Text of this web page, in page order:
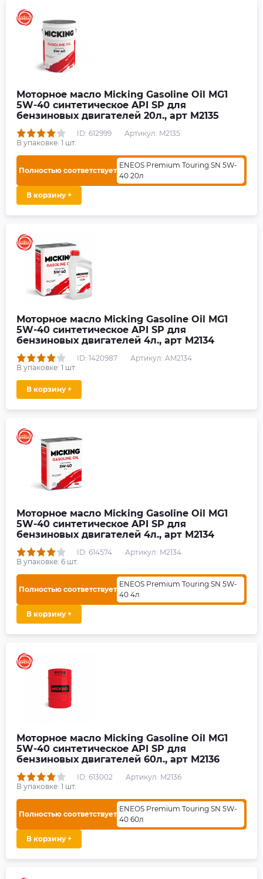
Моторное масло Micking Gasoline Oil MG1
5W-40 синтетическое API SP для
бензиновых двигателей 20л., арт M2135
ID: 612999
Артикул: M2135
В упаковке: 1 шт.
Полностью соответствует
ENEOS Premium Touring SN 5W-
40 20л
В корзину +
Моторное масло Micking Gasoline Oil MG1
5W-40 синтетическое API SP для
бензиновых двигателей 4л., арт M2134
ID: 1420987
Артикул: AM2134
В упаковке: 1 шт.
В корзину +
Моторное масло Micking Gasoline Oil MG1
5W-40 синтетическое API SP для
бензиновых двигателей 4л., арт M2134
ID: 614574
Артикул: M2134
В упаковке: 6 шт.
Полностью соответствует
ENEOS Premium Touring SN 5W-
40 4л
В корзину +
Моторное масло Micking Gasoline Oil MG1
5W-40 синтетическое API SP для
бензиновых двигателей 60л., арт M2136
ID: 613002
Артикул: M2136
В упаковке: 1 шт.
Полностью соответствует
ENEOS Premium Touring SN 5W-
40 60л
В корзину +